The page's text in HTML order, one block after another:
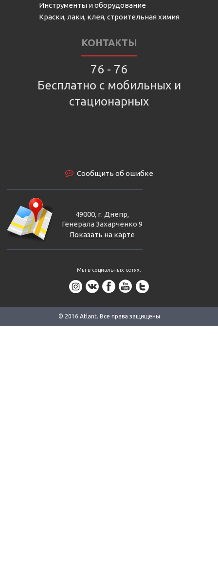
Инструменты и оборудование
Краски, лаки, клея, строительная химия
КОНТАКТЫ
76 - 76
Бесплатно с мобильных и
стационарных
Сообщить об ошибке
49000, г. Днепр,
Генерала Захарченко 9
Показать на карте
Мы в социальных сетях:
© 2016 Аtlant. Все права защищены